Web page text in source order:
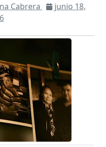
Cabrera
junio 18,